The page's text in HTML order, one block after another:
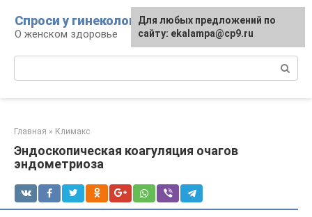
контенту
Спроси у гинеколога
О женском здоровье
Главная » Климакс
Эндоскопическая коагуляция очагов
эндометриоза
Для любых предложений по
сайту: ekalampa@cp9.ru